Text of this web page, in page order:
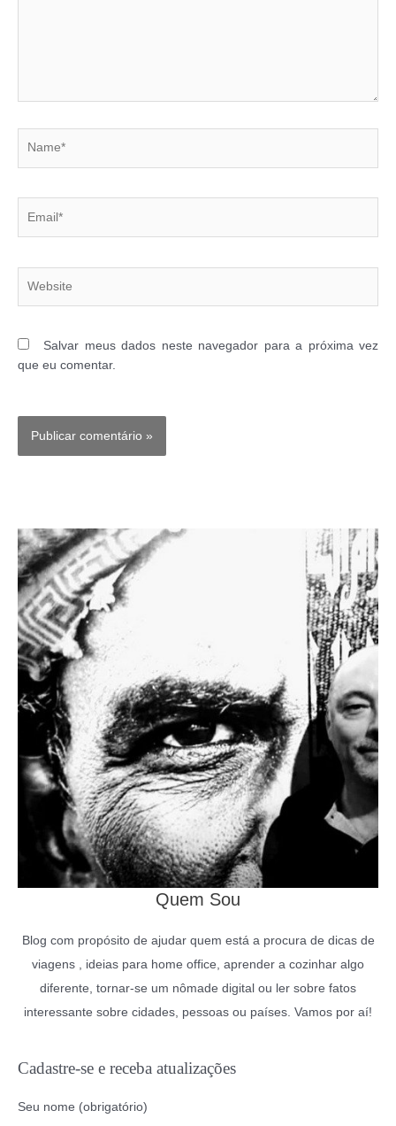
Salvar meus dados neste navegador para a próxima vez
que eu comentar.
Quem Sou
Blog com propósito de ajudar quem está a procura de dicas de
viagens , ideias para home office, aprender a cozinhar algo
diferente, tornar-se um nômade digital ou ler sobre fatos
interessante sobre cidades, pessoas ou países. Vamos por aí!
Cadastre-se e receba atualizações
Seu nome (obrigatório)